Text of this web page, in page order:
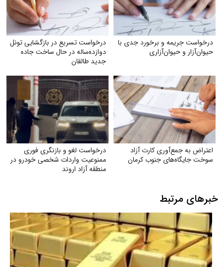
درخواست جریمه و برخورد جدی با
حیوان‌آزار و حیوان‌آزاری
درخواست تسریع در بازگشایی تونل
دوازده‌ساله در حال ساخت جاده
جدید طالقان
اعتراض به جمع‌آوری کارت آزاد
سوخت جایگاه‌های جنوب کرمان
درخواست لغو و بازنگری فوری
ممنوعیت واردات شخصی خودرو در
منطقه آزاد اروند
خبرهای مرتبط